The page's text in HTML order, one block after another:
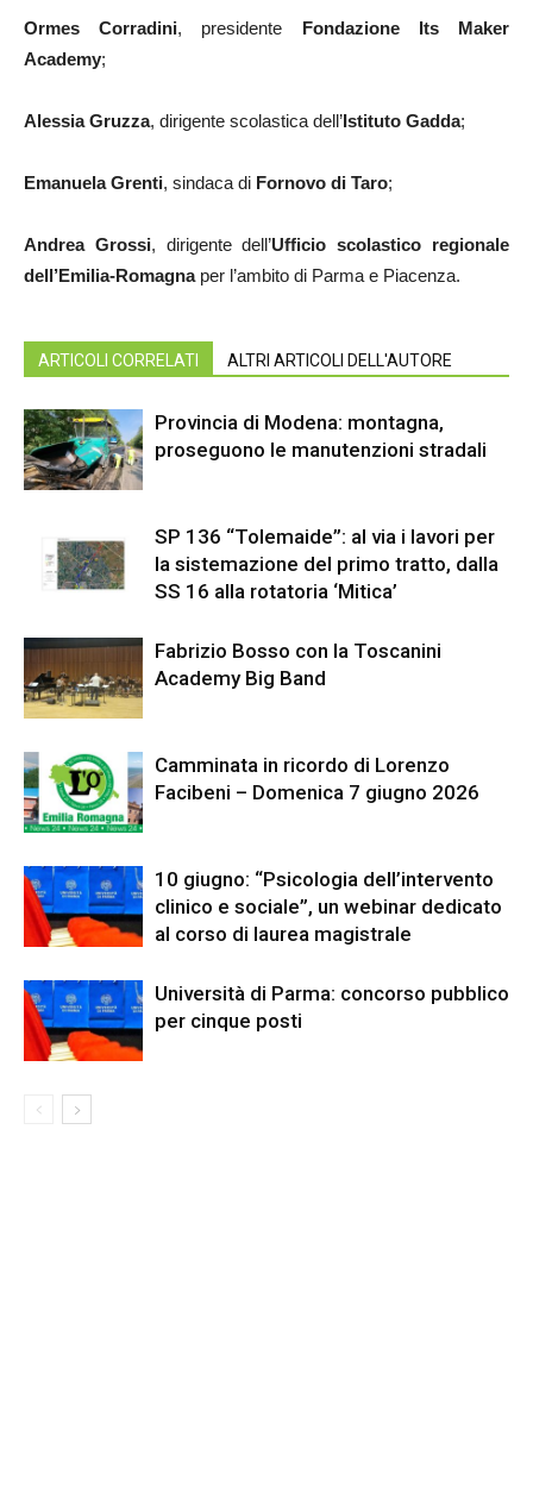
Ormes Corradini, presidente
Fondazione Its Maker
Academy;
Alessia Gruzza, dirigente scolastica dell’Istituto Gadda;
Emanuela Grenti, sindaca di Fornovo di Taro;
Andrea Grossi, dirigente dell’Ufficio scolastico regionale
dell’Emilia-Romagna per l’ambito di Parma e Piacenza.
ARTICOLI CORRELATI ALTRI ARTICOLI DELL'AUTORE
Provincia di Modena: montagna,
proseguono le manutenzioni stradali
SP 136 “Tolemaide”: al via i lavori per
la sistemazione del primo tratto, dalla
SS 16 alla rotatoria ‘Mitica’
Fabrizio Bosso con la Toscanini
Academy Big Band
Camminata in ricordo di Lorenzo
Facibeni – Domenica 7 giugno 2026
10 giugno: “Psicologia dell’intervento
clinico e sociale”, un webinar dedicato
al corso di laurea magistrale
Università di Parma: concorso pubblico
per cinque posti